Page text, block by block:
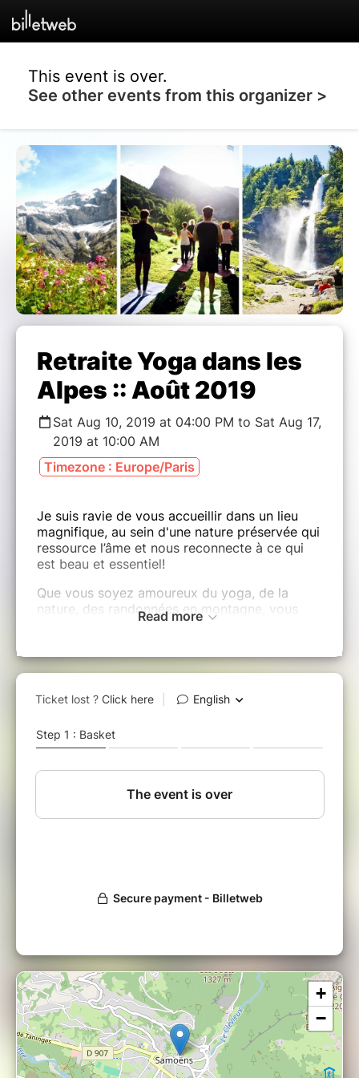
This event is over.
See other events from this organizer >
Retraite Yoga dans les
Alpes :: Août 2019
Sat Aug 10, 2019 at 04:00 PM to Sat Aug 17,
2019 at 10:00 AM
Timezone : Europe/Paris
Je suis ravie de vous accueillir dans un lieu
magnifique, au sein d'une nature préservée qui
ressource l’âme et nous reconnecte à ce qui
est beau et essentiel!
Que vous soyez amoureux du yoga, de la
nature, des randonnées en montagne, vous
trouverez l'occasion rêvée pour vous
simple et détendue, au Dojo de la Piaz chez
Philippe, un ami passionné de montagne qui a
restauré le lieu de fond en comble il y a 8 ans.
dela réserve naturelle de
Haute-Savoie, il s’agit d’un lieu authentique où
il fait bon venir se ressourcer et s’immerger
entourent!… Un lieu propice à la pratique du
Yoga et à la Méditation…
Objectif: prendre le temps de vivre, déployer
Tous les niveaux de pratique sont les
bienvenus!
Prévoyez les maillots pour un bain nordique
chauffé au feu de bois sous le ciel étoilé !...
La lumineuseAgnieszka(AMM) nous fera
découvrir cette fabuleuse région et sa réserve
naturelle au cours de deuxrando guidées
, et
Read more
+
−